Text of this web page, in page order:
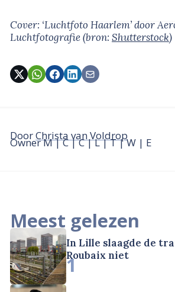
Cover: ‘Luchtfoto Haarlem’door
Luchtfotografie(bron: Shutterstock)
DoorChrista van Voldrop
Owner M | C | C | L | T | W | E
Meest gelezen
In Lille slaagde de
Roubaix niet
1